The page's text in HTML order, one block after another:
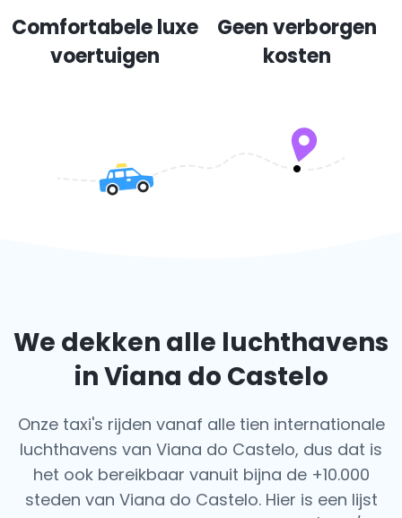
Comfortabele luxe
voertuigen
Geen verborgen
kosten
We dekken alle luchthavens
in Viana do Castelo
Onze taxi's rijden vanaf alle tien internationale
luchthavens van Viana do Castelo, dus dat is
het ookbereikbaar vanuit bijna de +10.000
steden van Viana do Castelo. Hier is een lijst